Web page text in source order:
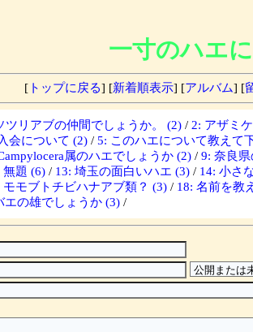
一寸のハエ
[ トップに戻る] [新着順表示] [アルバム] [
ツリアブの仲間でしょうか。 (2) / 2: アザミ
会について (2) / 5: このハエについて教えて
属のハエでしょうか (2) / 9: 奈良
無題 (6) / 13: 埼玉の面白いハエ (3) / 14: 小さ
モモブトチビハナアブ類？ (3) / 18: 名前を教
エの雄でしょうか (3) /